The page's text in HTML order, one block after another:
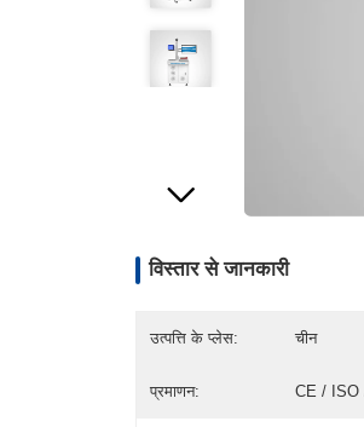
विस्तार से जानकारी
उत्पत्ति के प्लेस: चीन
प्रमाणन: CE / ISO